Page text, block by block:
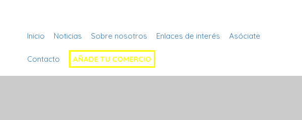
Inicio Noticias Sobre nosotros Enlaces de interés Asóciate
Contacto AÑADE TU COMERCIO